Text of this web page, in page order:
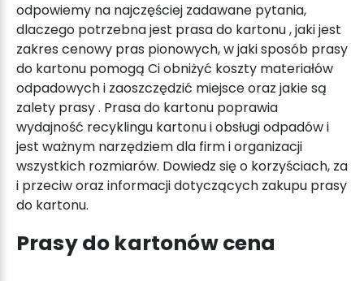
odpowiemy na najczęściej zadawane pytania,
dlaczego potrzebna jest prasa do kartonu, jaki jest
zakres cenowy pras pionowych,w jaki sposób prasy
do kartonu pomogą Ci obniżyć koszty materiałów
odpadowych i zaoszczędzić miejsce oraz jakie są
zalety prasy. Prasa do kartonu poprawia
wydajność recyklingu kartonu i obsługi odpadów i
jest ważnym narzędziem dla firm i organizacji
wszystkich rozmiarów. Dowiedz się o korzyściach, za
i przeciw oraz informacji dotyczących zakupu prasy
do kartonu.
Prasy do kartonów cena